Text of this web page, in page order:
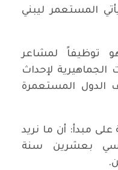
المستعمر ليبني
توظيفاً لمشاعر
الجماهيرية لإحداث
الدول المستعمرة
مبدأ: أن ما نريد
بعشرين سنة